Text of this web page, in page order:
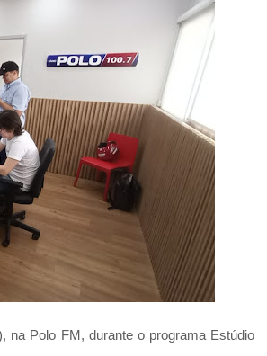
na Polo FM, durante o programa Estúdio